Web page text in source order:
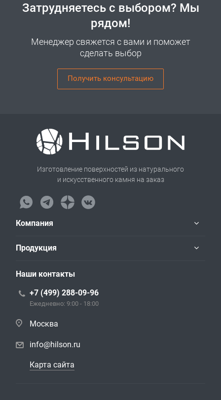
Затрудняетесь с выбором? Мы
рядом!
Менеджер свяжется с вами и поможет
сделать выбор
Получить консультацию
Изготовление поверхностей из натурального
и искусственного камня на заказ
Компания
Продукция
Наши контакты
+7 (499) 288-09-96
Ежедневно: 9:00 - 18:00
Москва
info@hilson.ru
Карта сайта